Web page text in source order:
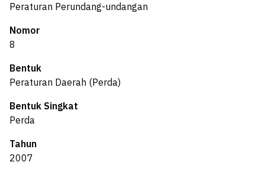
Peraturan Perundang-undangan
Nomor
8
Bentuk
Peraturan Daerah (Perda)
Bentuk Singkat
Perda
Tahun
2007